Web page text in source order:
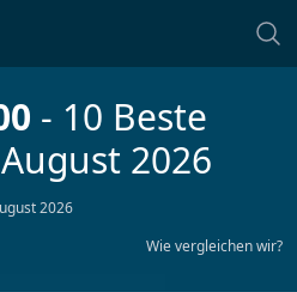
- 10 Beste
2026
2026
Wie vergleichen wir?